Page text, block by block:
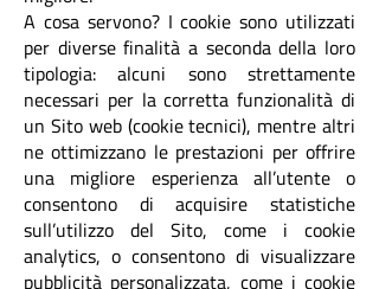
A cosa servono? I cookie sono utilizzati
per diverse finalità a seconda della loro
tipologia: alcuni sono strettamente
necessari per la corretta funzionalità di
un Sito web (cookie tecnici), mentre altri
ne ottimizzano le prestazioni per offrire
una migliore esperienza all’utente o
consentono di acquisire statistiche
sull’utilizzo del Sito, come i cookie
analytics, o consentono di visualizzare
pubblicità personalizzata, come i cookie